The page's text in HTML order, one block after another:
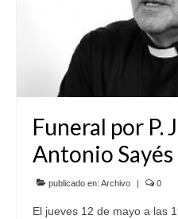
Funeral por P.
Antonio Sayés
publicado en: Archivo | 0
El jueves 12 de mayo a las